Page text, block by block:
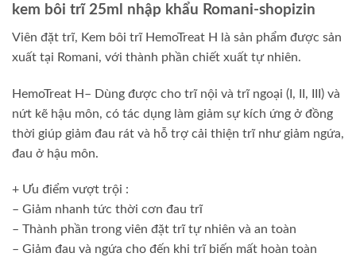
kem bôi trĩ 25ml nhập khẩu Romani-shopizin
Viên đặt trĩ, Kem bôi trĩ HemoTreat H là sản phẩm được sản
xuất tại Romani, với thành phần chiết xuất tự nhiên.
HemoTreat H– Dùng được cho trĩ nội và trĩ ngoại (I, II, III) và
nứt kẽ hậu môn, có tác dụng làm giảm sự kích ứng ở đồng
thời giúp giảm đau rát và hỗ trợ cải thiện trĩ như giảm ngứa,
đau ở hậu môn.
+ Ưu điểm vượt trội :
– Giảm nhanh tức thời cơn đau trĩ
– Thành phần trong viên đặt trĩ tự nhiên và an toàn
– Giảm đau và ngứa cho đến khi trĩ biến mất hoàn toàn